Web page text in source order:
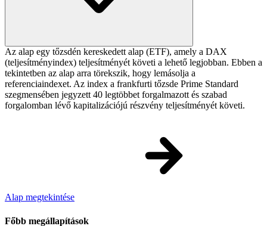
Az alap egy tőzsdén kereskedett alap (ETF), amely a DAX
(teljesítményindex) teljesítményét követi a lehető legjobban. Ebben a
tekintetben az alap arra törekszik, hogy lemásolja a
referenciaindexet. Az index a frankfurti tőzsde Prime Standard
szegmensében jegyzett 40 legtöbbet forgalmazott és szabad
forgalomban lévő kapitalizációjú részvény teljesítményét követi.
Alap megtekintése
Főbb megállapítások